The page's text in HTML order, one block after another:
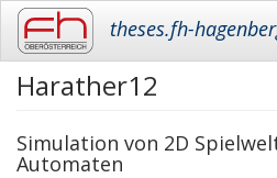
Skip
content
theses.fh-
Harather12
Simulation von 2D
Automaten